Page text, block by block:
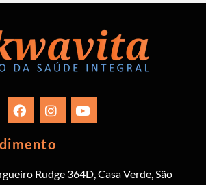
Rudge 364D, Casa Verde, São